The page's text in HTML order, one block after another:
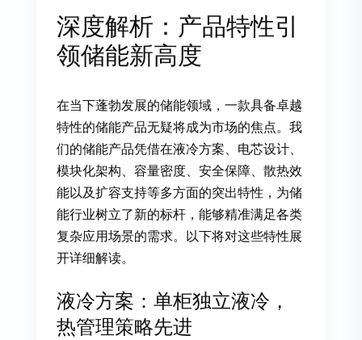
深度解析：产品特性引
领储能新高度
在当下蓬勃发展的储能领域，一款具备卓越
特性的储能产品无疑将成为市场的焦点。我
们的储能产品凭借在液冷方案、电芯设计、
模块化架构、容量密度、安全保障、散热效
能以及扩容支持等多方面的突出特性，为储
能行业树立了新的标杆，能够精准满足各类
复杂应用场景的需求。以下将对这些特性展
开详细解读。
液冷方案：单柜独立液冷，
热管理策略先进